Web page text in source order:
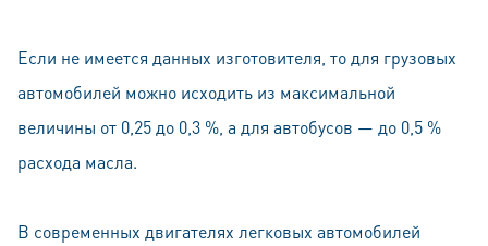
Если не имеется данных изготовителя, то для грузовых
автомобилей можно исходить из максимальной
величины от 0,25 до 0,3 %, а для автобусов — до 0,5 %
расхода масла.
В современных двигателях легковых автомобилей